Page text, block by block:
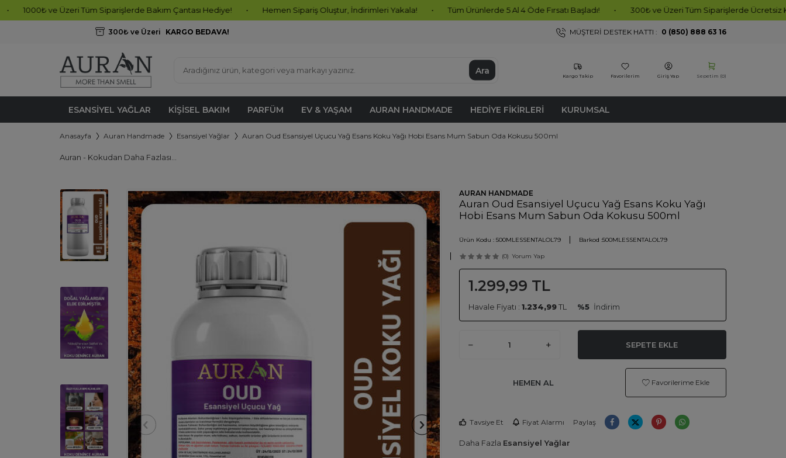
Üzeri Tüm Siparişlerde Bakım Çantası Hediye! • Hemen Sipariş Oluştur, İndirimleri Yakala! • Tüm Ürünlerde 5 Al 4 Öde Fırsatı Başladı! • 300₺ ve Üzeri Tüm Siparişlerde Ücretsiz Kargo! •
300₺ ve Üzeri KARGO BEDAVA! MÜŞTERI DESTEK HATTI : 0 (850) 888 63 16
Ara
Kargo Takip Favorilerim Giriş Yap Sepetim (0)
ESANSIYEL YAĞLAR KIŞISEL BAKIM PARFÜM EV & YAŞAM AURAN HANDMADE HEDIYE FIKIRLERI KURUMSAL
Anasayfa Auran Handmade Esansiyel Yağlar Auran Oud Esansiyel Uçucu Yağ Esans Koku Yağı Hobi Esans Mum Sabun Oda Kokusu 500ml
Auran - Kokudan Daha Fazlası...
AURAN HANDMADE
Auran Oud Esansiyel Uçucu Yağ Esans Koku Yağı
Hobi Esans Mum Sabun Oda Kokusu 500ml
Ürün Kodu : 500MLESSENTALOL79 Barkod :500MLESSENTALOL79
(0) Yorum Yap
1.299,99 TL
Havale Fiyatı : 1.234,99TL %5 İndirim
SEPETE EKLE
HEMEN AL Favorilerime Ekle
Tavsiye Et Fiyat Alarmı Paylaş
Daha Fazla Esansiyel Yağlar